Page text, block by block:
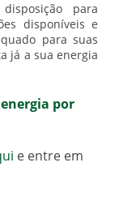
para
disponíveis e
para suas
já a sua energia
por
e entre em